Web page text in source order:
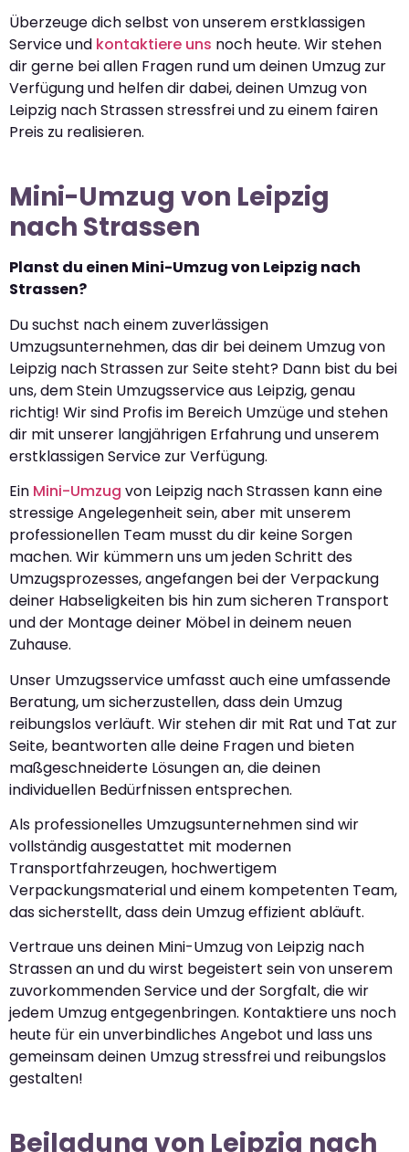
Überzeuge dich selbst von unserem erstklassigen
Service und kontaktiere uns noch heute. Wir stehen
dir gerne bei allen Fragen rund um deinen Umzug zur
Verfügung und helfen dir dabei, deinen Umzug von
Leipzig nach Strassen stressfrei und zu einem fairen
Preis zu realisieren.
Mini-Umzug von Leipzig
nach Strassen
Planst du einen Mini-Umzug von Leipzig nach
Strassen?
Du suchst nach einem zuverlässigen
Umzugsunternehmen, das dir bei deinem Umzug von
Leipzig nach Strassen zur Seite steht? Dann bist du bei
uns, dem Stein Umzugsservice aus Leipzig, genau
richtig! Wir sind Profis im Bereich Umzüge und stehen
dir mit unserer langjährigen Erfahrung und unserem
erstklassigen Service zur Verfügung.
Ein Mini-Umzug von Leipzig nach Strassen kann eine
stressige Angelegenheit sein, aber mit unserem
professionellen Team musst du dir keine Sorgen
machen. Wir kümmern uns um jeden Schritt des
Umzugsprozesses, angefangen bei der Verpackung
deiner Habseligkeiten bis hin zum sicheren Transport
und der Montage deiner Möbel in deinem neuen
Zuhause.
Unser Umzugsservice umfasst auch eine umfassende
Beratung, um sicherzustellen, dass dein Umzug
reibungslos verläuft. Wir stehen dir mit Rat und Tat zur
Seite, beantworten alle deine Fragen und bieten
maßgeschneiderte Lösungen an, die deinen
individuellen Bedürfnissen entsprechen.
Als professionelles Umzugsunternehmen sind wir
vollständig ausgestattet mit modernen
Transportfahrzeugen, hochwertigem
Verpackungsmaterial und einem kompetenten Team,
das sicherstellt, dass dein Umzug effizient abläuft.
Vertraue uns deinen Mini-Umzug von Leipzig nach
Strassen an und du wirst begeistert sein von unserem
zuvorkommenden Service und der Sorgfalt, die wir
jedem Umzug entgegenbringen. Kontaktiere uns noch
heute für ein unverbindliches Angebot und lass uns
gemeinsam deinen Umzug stressfrei und reibungslos
gestalten!
Beiladung von Leipzig nach